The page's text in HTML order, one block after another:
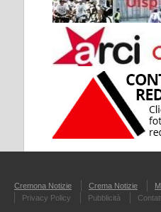
Cremona Notizie Crema Notizie
Privacy Policy
Pubblicità